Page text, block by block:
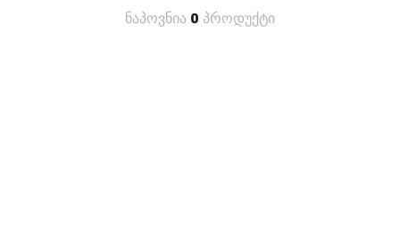
ნაპოვნია0 პროდუქტი